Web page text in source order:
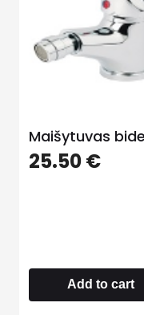
Maišytuvas bide
25.50€
Add to cart